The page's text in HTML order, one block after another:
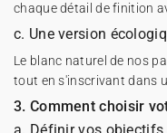
chaque détail de finition
c. Une version
Le blanc naturel de nos
tout en s'inscrivant dans
3. Comment choisir